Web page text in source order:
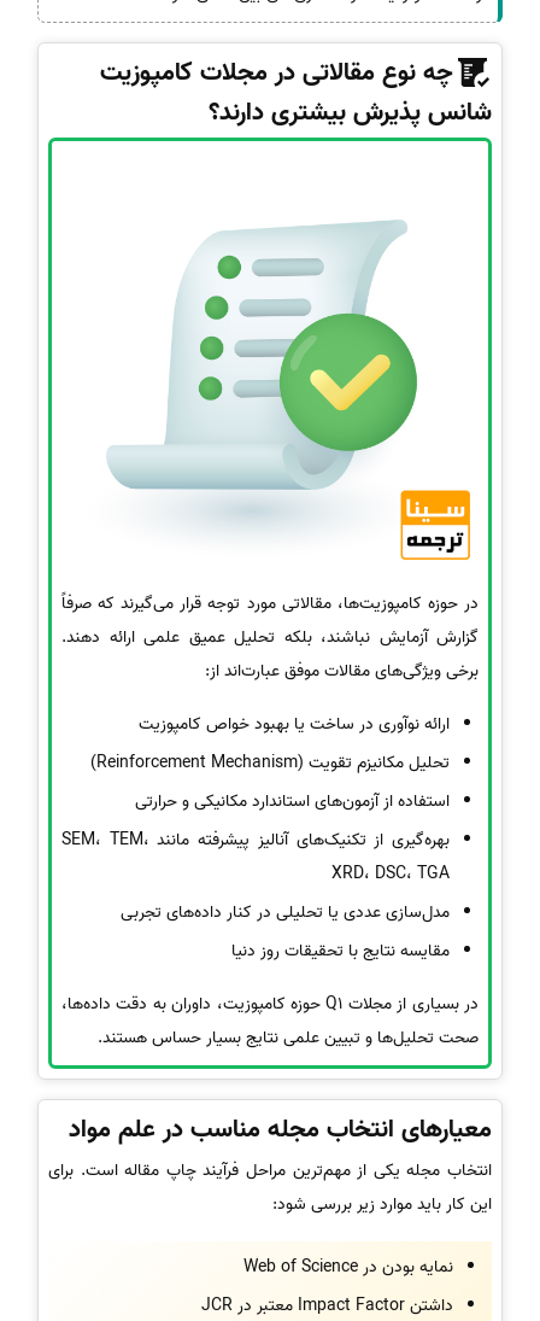
چه نوع مقالاتی در مجلات کامپوزیت
شانس پذیرش بیشتری دارند؟
در حوزه کامپوزیت‌ها، مقالاتی مورد توجه قرار می‌گیرند که صرفاً
گزارش آزمایش نباشند، بلکه تحلیل عمیق علمی ارائه دهند.
برخی ویژگی‌های مقالات موفق عبارت‌اند از:
ارائه نوآوری در ساخت یا بهبود خواص کامپوزیت
تحلیل مکانیزم تقویت (Reinforcement Mechanism)
استفاده از آزمون‌های استاندارد مکانیکی و حرارتی
بهره‌گیری از تکنیک‌های آنالیز پیشرفته مانند SEM، TEM،
XRD، DSC، TGA
مدل‌سازی عددی یا تحلیلی در کنار داده‌های تجربی
مقایسه نتایج با تحقیقات روز دنیا
در بسیاری از مجلات Q1 حوزه کامپوزیت، داوران به دقت داده‌ها،
صحت تحلیل‌ها و تبیین علمی نتایج بسیار حساس هستند.
معیارهای انتخاب مجله مناسب در علم مواد
انتخاب مجله یکی از مهم‌ترین مراحل فرآیند چاپ مقاله است. برای
این کار باید موارد زیر بررسی شود:
نمایه بودن در Web of Science
داشتن Impact Factor معتبر در JCR